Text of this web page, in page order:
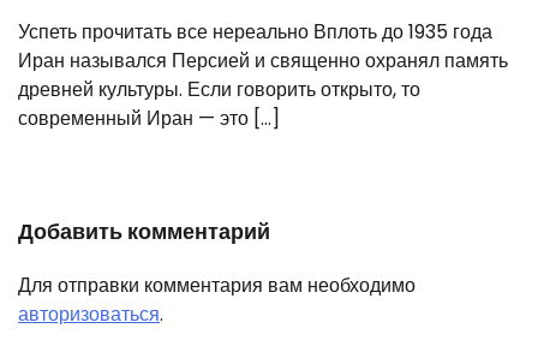
Успеть прочитать все нереально Вплоть до 1935 года
Иран назывался Персией и священно охранял память
древней культуры. Если говорить открыто, то
современный Иран — это […]
Добавить комментарий
Для отправки комментария вам необходимо
авторизоваться.